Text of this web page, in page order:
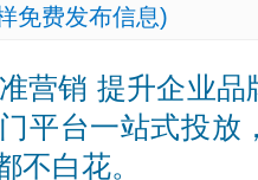
免费发布信息)
营销 提升企业
平台一站式投放
不白花。